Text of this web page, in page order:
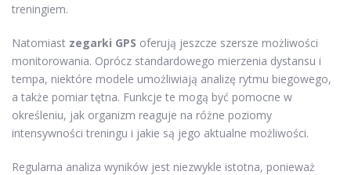
treningiem.
Natomiast zegarki GPS oferują jeszcze szersze możliwości
monitorowania. Oprócz standardowego mierzenia dystansu i
tempa, niektóre modele umożliwiają analizę rytmu biegowego,
a także pomiar tętna. Funkcje te mogą być pomocne w
określeniu, jak organizm reaguje na różne poziomy
intensywności treningu i jakie są jego aktualne możliwości.
Regularna analiza wyników jest niezwykle istotna, ponieważ